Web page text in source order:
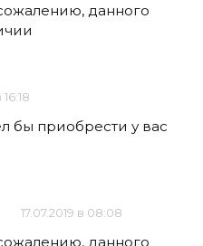
данного
бы приобрести у вас
17.07.2019 в 08:08
данного